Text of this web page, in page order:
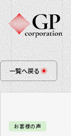
一覧へ戻る
お客様の声